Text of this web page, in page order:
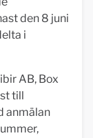
den 8 juni
i
AB, Box
till
anmälan